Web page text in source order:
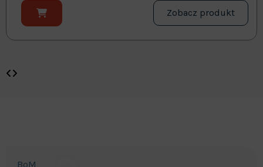
Zobacz produkt
BoM